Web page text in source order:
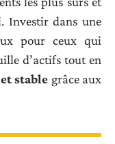
Investir dans une
pour ceux qui
d’actifs tout en
stable grâce aux